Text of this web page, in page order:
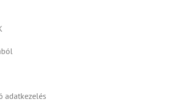
adatkezelés